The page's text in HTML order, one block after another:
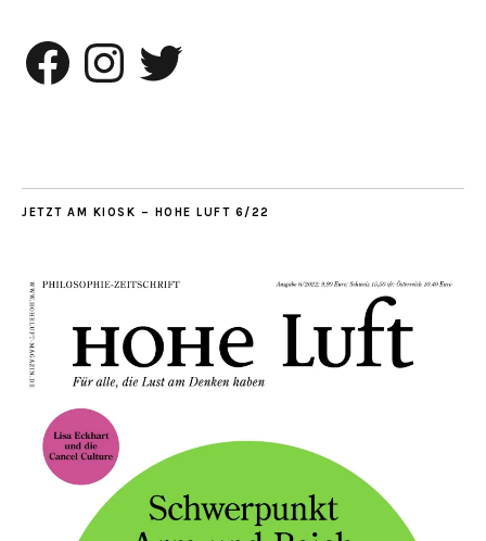
Facebook InstagramTwitter
JETZT AM KIOSK – HOHE LUFT 6/22